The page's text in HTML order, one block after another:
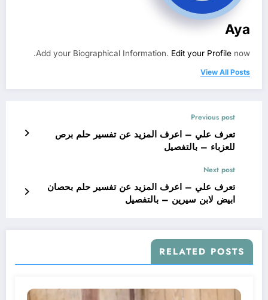
Aya
Add your Biographical Information. Edit your Profile now.
View All Posts
Previous post
تعرف علي – اعرف المزيد عن تفسير حلم برص
للعزباء – بالتفصيل
Next post
تعرف علي – اعرف المزيد عن تفسير حلم بحصان
ابيض لابن سيرين – بالتفصيل
RELATED POSTS